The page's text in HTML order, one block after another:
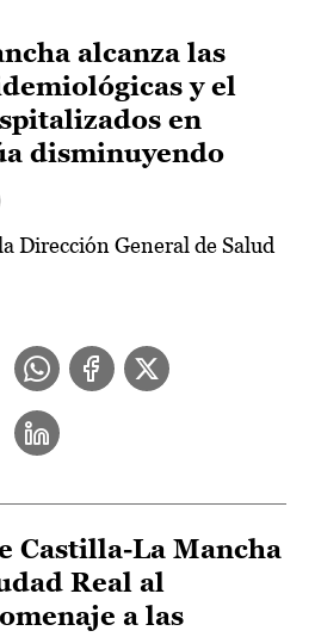
alcanza las
y el
en
disminuyendo
Dirección General de Salud
Castilla-La Mancha
Real al
a las